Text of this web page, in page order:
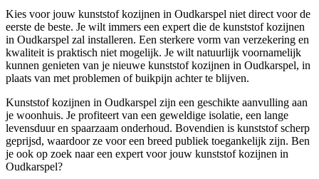
Kies voor jouw kunststof kozijnen in Oudkarspel niet direct voor de
eerste de beste. Je wilt immers een expert die de kunststof kozijnen
in Oudkarspel zal installeren. Een sterkere vorm van verzekering en
kwaliteit is praktisch niet mogelijk. Je wilt natuurlijk voornamelijk
kunnen genieten van je nieuwe kunststof kozijnen in Oudkarspel, in
plaats van met problemen of buikpijn achter te blijven.
Kunststof kozijnen in Oudkarspel zijn een geschikte aanvulling aan
je woonhuis. Je profiteert van een geweldige isolatie, een lange
levensduur en spaarzaam onderhoud. Bovendien is kunststof scherp
geprijsd, waardoor ze voor een breed publiek toegankelijk zijn. Ben
je ook op zoek naar een expert voor jouw kunststof kozijnen in
Oudkarspel?